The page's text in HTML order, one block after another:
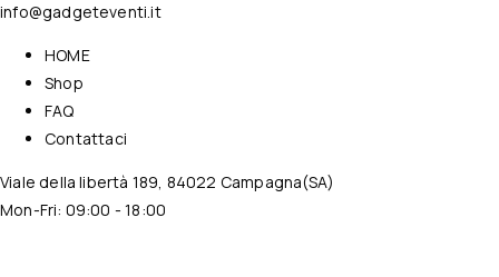
info@gadgeteventi.it
HOME
Shop
FAQ
Contattaci
Viale della libertà 189, 84022 Campagna(SA)
Mon-Fri: 09:00 - 18:00